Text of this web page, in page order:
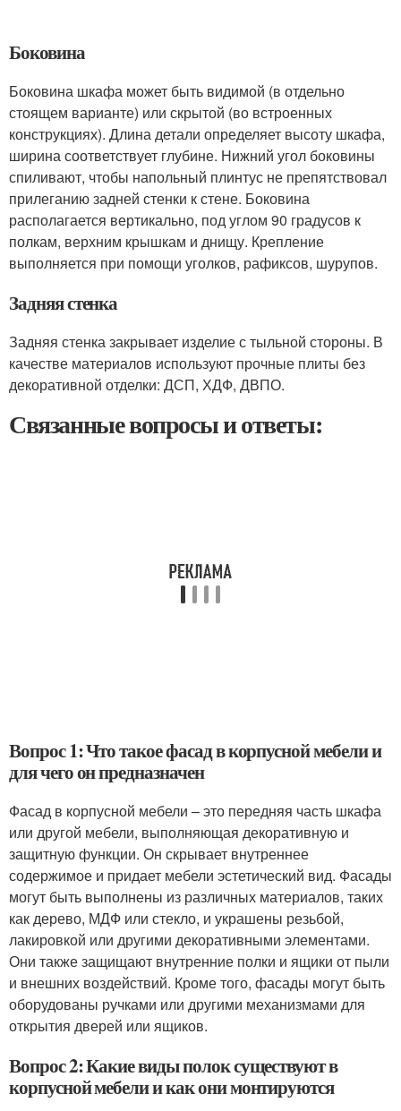
Боковина
Боковина шкафа может быть видимой (в отдельно
стоящем варианте) или скрытой (во встроенных
конструкциях). Длина детали определяет высоту шкафа,
ширина соответствует глубине. Нижний угол боковины
спиливают, чтобы напольный плинтус не препятствовал
прилеганию задней стенки к стене. Боковина
располагается вертикально, под углом 90 градусов к
полкам, верхним крышкам и днищу. Крепление
выполняется при помощи уголков, рафиксов, шурупов.
Задняя стенка
Задняя стенка закрывает изделие с тыльной стороны. В
качестве материалов используют прочные плиты без
декоративной отделки: ДСП, ХДФ, ДВПО.
Связанные вопросы и ответы:
Вопрос 1: Что такое фасад в корпусной мебели и
для чего он предназначен
Фасад в корпусной мебели – это передняя часть шкафа
или другой мебели, выполняющая декоративную и
защитную функции. Он скрывает внутреннее
содержимое и придает мебели эстетический вид. Фасады
могут быть выполнены из различных материалов, таких
как дерево, МДФ или стекло, и украшены резьбой,
лакировкой или другими декоративными элементами.
Они также защищают внутренние полки и ящики от пыли
и внешних воздействий. Кроме того, фасады могут быть
оборудованы ручками или другими механизмами для
открытия дверей или ящиков.
Вопрос 2: Какие виды полок существуют в
корпусной мебели и как они монтируются